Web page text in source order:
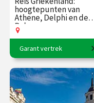
hoogtepunten van
Athene, Delphi en de
Peloponnesos
8-daagse reis o.l.v. Karin
Braamhorst
vanaf 6
Garant vertrek